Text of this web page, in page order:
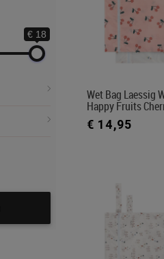
€ 18
Wet Bag Laessig
Happy Fruits
€ 14,95